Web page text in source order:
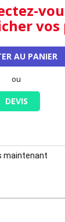
vos
AU PANIER
ou
DEVIS
maintenant